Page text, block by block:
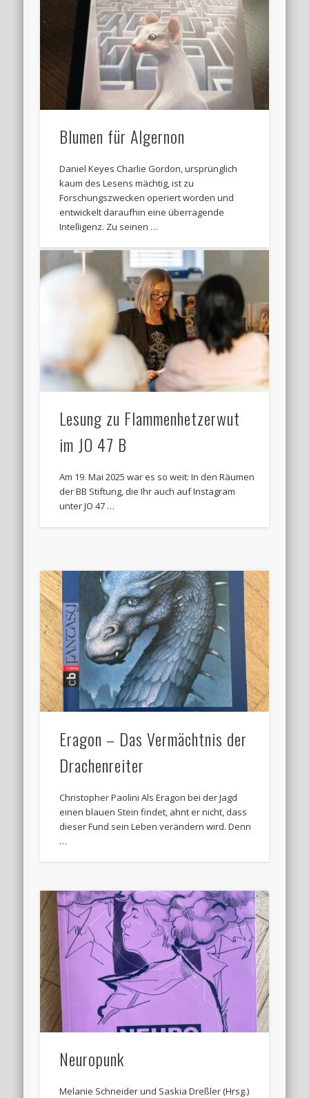
Blumen für Algernon
Daniel Keyes Charlie Gordon, ursprünglich
kaum des Lesens mächtig, ist zu
Forschungszwecken operiert worden und
entwickelt daraufhin eine überragende
Intelligenz. Zu seinen …
Lesung zu Flammenhetzerwut
im JO 47 B
Am 19. Mai 2025 war es so weit: In den Räumen
der BB Stiftung, die Ihr auch auf Instagram
unter JO 47 …
Eragon – Das Vermächtnis der
Drachenreiter
Christopher Paolini Als Eragon bei der Jagd
einen blauen Stein findet, ahnt er nicht, dass
dieser Fund sein Leben verändern wird. Denn
…
Neuropunk
Melanie Schneider und Saskia Dreßler (Hrsg.)